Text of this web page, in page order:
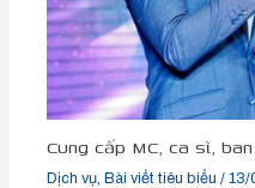
Cung cấp MC, ca sĩ,
Dịch vụ ,Bài viết tiêu biểu /13/